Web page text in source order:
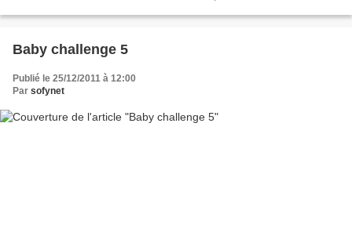
Baby challenge 5
Publié le 25/12/2011 à 12:00
Par sofynet